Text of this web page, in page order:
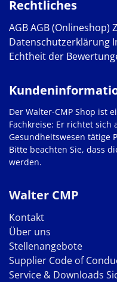
Rechtliches
AGBAGB (Onlineshop)
Datenschutzerklärung
Echtheit der
Walter CMP
Kontakt
Über uns
Stellenangebote
Supplier Code of
Service & Downloads
Der Walter-CMP Shop ist
Fachkreise: Er richtet
Gesundheitswesen tätige
Bitte beachten Sie, dass
werden.